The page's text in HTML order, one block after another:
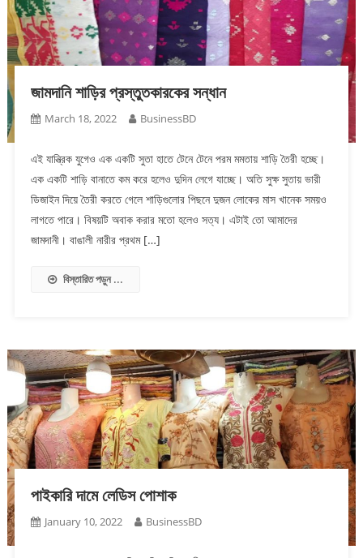
জামদানি শাড়ির প্রস্তুতকারকের সন্ধান
March 18, 2022 BusinessBD
এই যান্ত্রিক যুগেও এক একটি সুতা হাতে টেনে টেনে পরম মমতায় শাড়ি তৈরী হচ্ছে।
এক একটি শাড়ি বানাতে কম করে হলেও দুদিন লেগে যাচ্ছে। অতি সুক্ষ সুতায় ভারী
ডিজাইন দিয়ে তৈরী করতে গেলে শাড়িগুলোর পিছনে দুজন লোকের মাস খানেক সময়ও
লাগতে পারে। বিষয়টি অবাক করার মতো হলেও সত্য। এটাই তো আমাদের
জামদানী। বাঙালী নারীর প্রথম […]
বিস্তারিত পড়ুন ...
পাইকারি দামে লেডিস পোশাক
January 10, 2022 BusinessBD